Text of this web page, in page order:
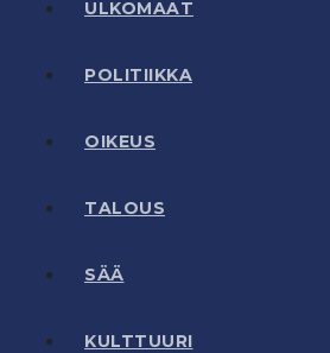
ULKOMAAT
POLITIIKKA
OIKEUS
TALOUS
SÄÄ
KULTTUURI